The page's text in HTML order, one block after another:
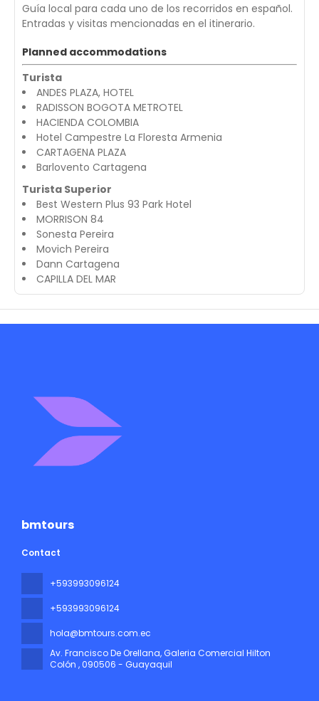
Guía local para cada uno de los recorridos en español.
Entradas y visitas mencionadas en el itinerario.
Planned accommodations
Turista
ANDES PLAZA, HOTEL
RADISSON BOGOTA METROTEL
HACIENDA COLOMBIA
Hotel Campestre La Floresta Armenia
CARTAGENA PLAZA
Barlovento Cartagena
Turista Superior
Best Western Plus 93 Park Hotel
MORRISON 84
Sonesta Pereira
Movich Pereira
Dann Cartagena
CAPILLA DEL MAR
bmtours
Contact
+593993096124
+593993096124
hola@bmtours.com.ec
Av. Francisco De Orellana, Galeria Comercial Hilton
Colón , 090506 - Guayaquil